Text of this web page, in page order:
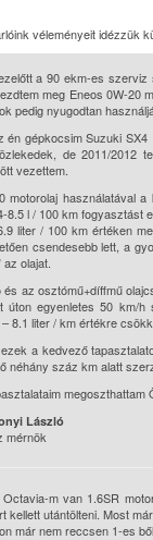
véleményeit idézzük
a 90 ekm-es
meg Eneos 0W-20
pedig nyugodtan
én gépkocsim Suzuki
de 2011/2012
vezettem.
motorolaj használatával
8.5 l / 100 km fogyasztást
liter / 100 km értéken
csendesebb lett, a
olajat.
az osztómű+díffmű
úton egyenletes 50 km/h
8.1 liter / km értékre
a kedvező
néhány száz km alatt
megoszthattam
László
mérnök
m van 1.6SR
kellett utántölteni. Most
már nem reccsen 1-es